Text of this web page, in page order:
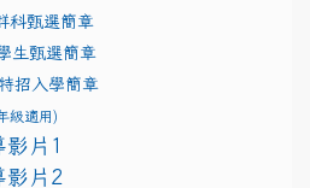
科甄選簡章
生甄選簡章
招入學簡章
級適用)
presentation/d/
片1
presentation/d/
影片2